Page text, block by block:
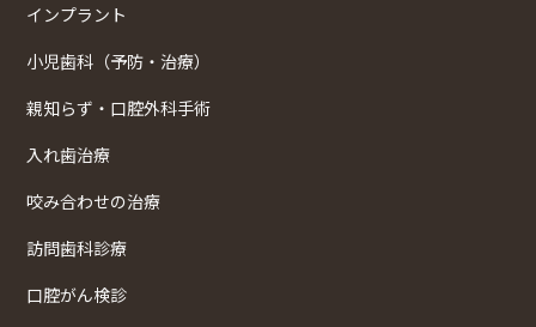
インプラント
小児歯科（予防・治療）
親知らず・口腔外科手術
入れ歯治療
咬み合わせの治療
訪問歯科診療
口腔がん検診